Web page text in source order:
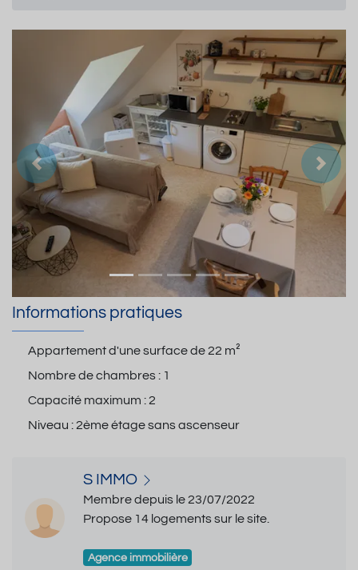
Précedent
Informations pratiques
Appartement d'une surface de22 m²
Nombre de chambres : 1
Capacité maximum :2
Niveau :2ème étage sans ascenseur
S IMMO
Membre depuis le 23/07/2022
Propose 14 logements sur le site.
Agence immobilière